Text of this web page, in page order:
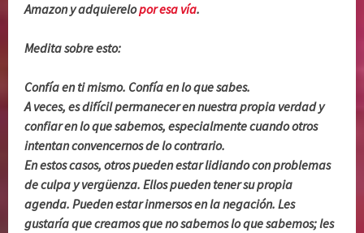
Amazon y adquierelopor esa vía.
Medita sobre esto:
Confía en ti mismo. Confía en lo que sabes.
A veces, es difícil permanecer en nuestra propia verdad y
confiar en lo que sabemos, especialmente cuando otros
intentan convencernos de lo contrario.
En estos casos, otros pueden estar lidiando con problemas
de culpa y vergüenza. Ellos pueden tener su propia
agenda. Pueden estar inmersos en la negación. Les
gustaría que creamos que no sabemos lo que sabemos; les